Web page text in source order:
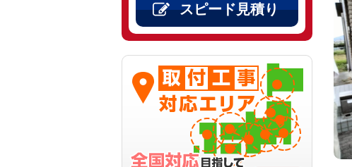
スピード見積り